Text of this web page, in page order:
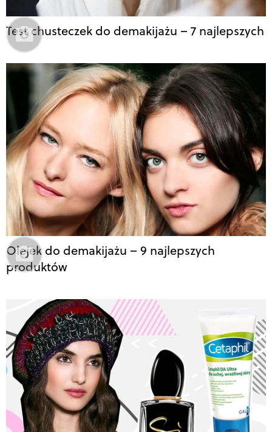
Test chusteczek do demakijażu – 7 najlepszych
Olejek do demakijażu – 9 najlepszych
produktów